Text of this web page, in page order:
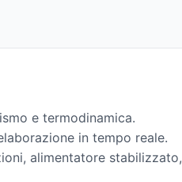
e termodinamica.
in tempo reale.
alimentatore stabilizzato,